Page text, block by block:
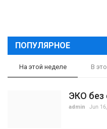
ПОПУЛЯРНОЕ
На этой неделе В
ЭКО без
admin Jun